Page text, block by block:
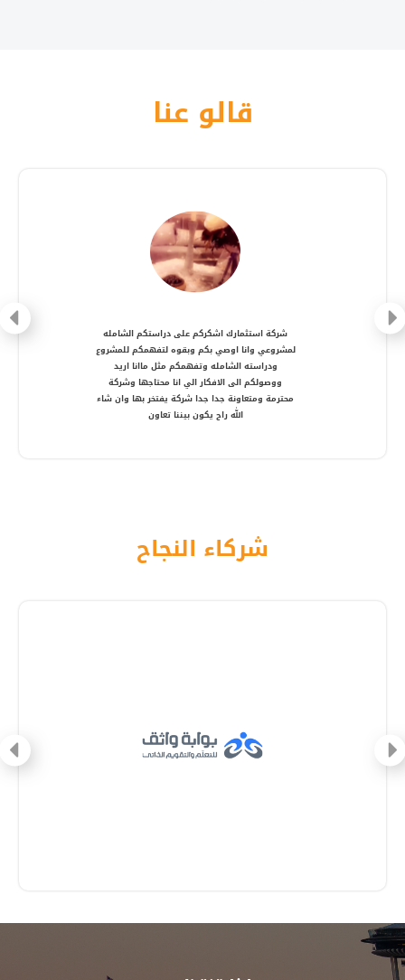
قالو عنا
شركة متعاونة، انصح بالتعامل معها ، شكرا أستاذ
أمير
شركاء النجاح